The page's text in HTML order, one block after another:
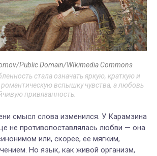
Public Domain/WIkimedia Commons
стала означать яркую, краткую и
вспышку чувства, а любовь
привязанность.
смысл слова изменился. У Карамзина
не противопоставлялась любви — она
или, скорее, ее мягким,
Но язык, как живой организм,